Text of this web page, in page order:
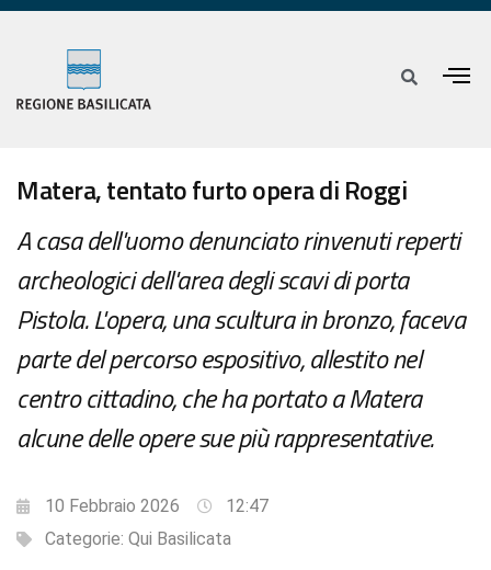
Matera, tentato furto opera di Roggi
A casa dell'uomo denunciato rinvenuti reperti
archeologici dell'area degli scavi di porta
Pistola. L'opera, una scultura in bronzo, faceva
parte del percorso espositivo, allestito nel
centro cittadino, che ha portato a Matera
alcune delle opere sue più rappresentative.
10 Febbraio 2026
12:47
Categorie: Qui Basilicata